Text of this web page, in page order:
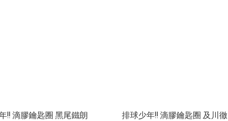
!! 滴膠鑰匙圈 黑尾鐵朗 排球少年!! 滴膠鑰匙圈 及川徹